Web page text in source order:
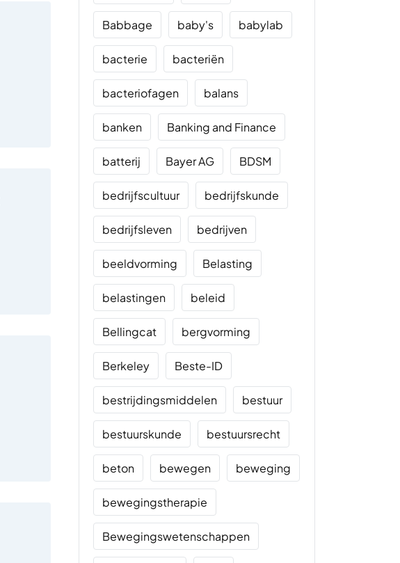
Babbage baby's babylab
bacterie bacteriën
bacteriofagen balans
banken Banking and Finance
batterij Bayer AG BDSM
bedrijfscultuur bedrijfskunde
bedrijfsleven bedrijven
beeldvorming Belasting
belastingen beleid
Bellingcat bergvorming
Berkeley Beste-ID
bestrijdingsmiddelen bestuur
bestuurskunde bestuursrecht
beton bewegen beweging
bewegingstherapie
Bewegingswetenschappen